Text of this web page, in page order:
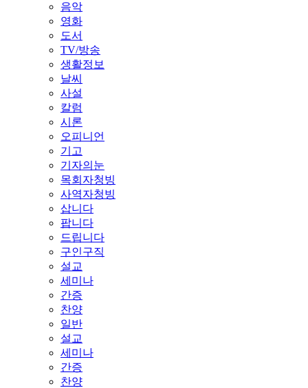
음악
영화
도서
TV/방송
생활정보
날씨
사설
칼럼
시론
오피니언
기고
기자의눈
목회자청빙
사역자청빙
삽니다
팝니다
드립니다
구인구직
설교
세미나
간증
찬양
일반
설교
세미나
간증
찬양